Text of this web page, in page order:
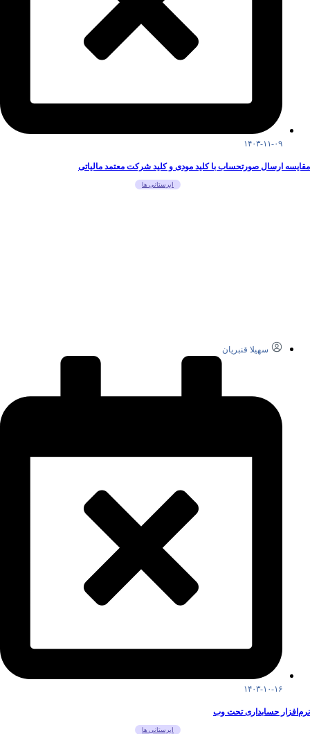
۱۴۰۳-۱۱-۰۹
مقایسه ارسال صورتحساب با کلید مودی و کلید شرکت معتمد مالیاتی
ابرستانی ها
سهیلا قنبریان
۱۴۰۳-۱۰-۱۶
نرم‌افزار حسابداری تحت وب
ابرستانی ها